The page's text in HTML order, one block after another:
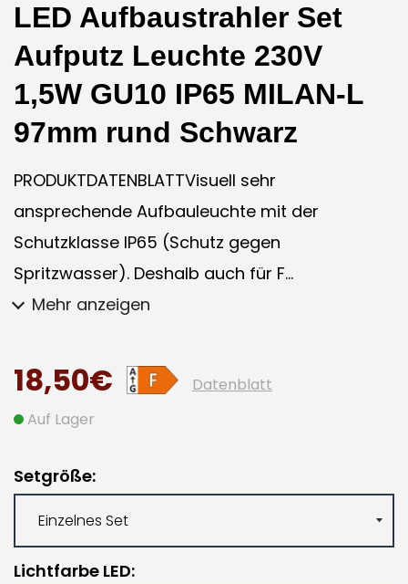
LED Aufbaustrahler Set
Aufputz Leuchte 230V
1,5W GU10 IP65 MILAN-L
97mm rund Schwarz
PRODUKTDATENBLATTVisuell sehr
ansprechende Aufbauleuchte mit der
Schutzklasse IP65 (Schutz gegen
Spritzwasser). Deshalb auch für F...
Mehr anzeigen
18,50€
Datenblatt
Auf Lager
Setgröße
Lichtfarbe LED